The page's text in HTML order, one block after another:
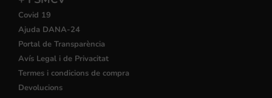
Covid 19
Ajuda DANA-24
Portal de Transparència
Avís Legal i de Privacitat
Termes i condicions de compra
Devolucions